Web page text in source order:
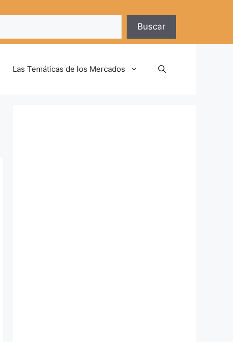
Buscar
Las Temáticas de los Mercados